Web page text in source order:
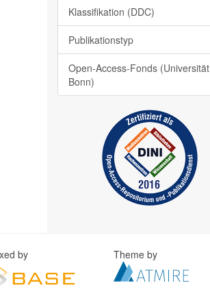
Klassifikation (DDC)
Publikationstyp
Open-Access-Fonds (Universität
Bonn)
by Theme by